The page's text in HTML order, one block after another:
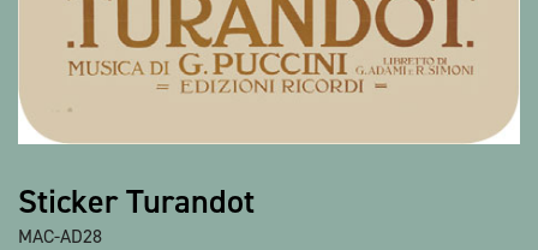
Sticker Turandot
MAC-AD28